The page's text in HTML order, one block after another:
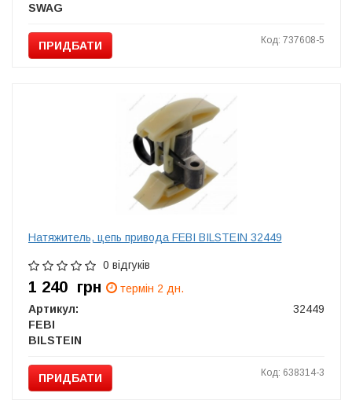
SWAG
ПРИДБАТИ Код: 737608-5
Натяжитель, цепь привода FEBI BILSTEIN 32449
0 відгуків
1 240 грн
термін 2 дн.
Артикул:
32449
FEBI
BILSTEIN
ПРИДБАТИ Код: 638314-3